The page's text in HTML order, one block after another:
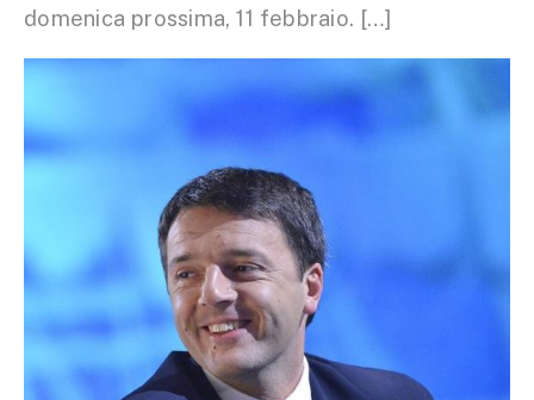
domenica prossima, 11 febbraio. […]